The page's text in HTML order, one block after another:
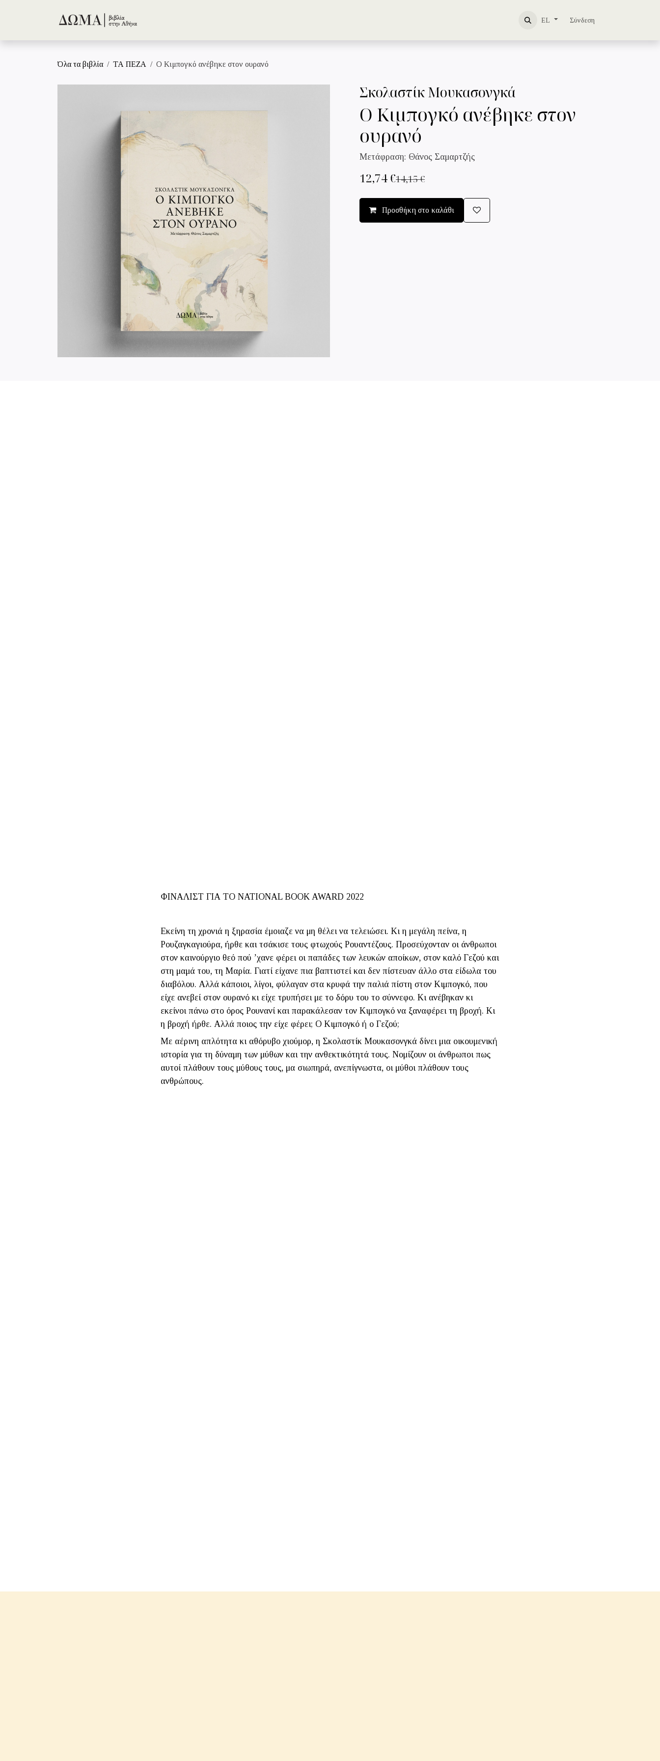
EL Σύνδεση
Όλα τα βιβλία ΤΑ ΠΕΖΑ Ο Κιμπογκό ανέβηκε στον ουρανό
Σκολαστίκ Μουκασονγκά
Ο Κιμπογκό ανέβηκε στον
ουρανό
Μετάφραση: Θάνος Σαμαρτζής
12,74€14,15€
Προσθήκη στο καλάθι
ΦΙΝΑΛΙΣΤ ΓΙΑ ΤΟ NATIONAL BOOK AWARD 2022
Εκείνη τη χρονιά η ξηρασία έμοιαζε να μη θέλει να τελειώσει. Κι η μεγάλη πείνα, η
Ρουζαγκαγιούρα, ήρθε και τσάκισε τους φτωχούς Ρουαντέζους. Προσεύχονταν οι άνθρωποι
στον καινούργιο θεό πού ’χανε φέρει οι παπάδες των λευκών αποίκων, στον καλό Γεζού και
στη μαμά του, τη Μαρία. Γιατί είχανε πια βαπτιστεί και δεν πίστευαν άλλο στα είδωλα του
διαβόλου. Αλλά κάποιοι, λίγοι, φύλαγαν στα κρυφά την παλιά πίστη στον Κιμπογκό, που
είχε ανεβεί στον ουρανό κι είχε τρυπήσει με το δόρυ του το σύννεφο. Κι ανέβηκαν κι
εκείνοι πάνω στο όρος Ρουνανί και παρακάλεσαν τον Κιμπογκό να ξαναφέρει τη βροχή. Κι
η βροχή ήρθε. Αλλά ποιος την είχε φέρει; Ο Κιμπογκό ή ο Γεζού;
Με αέρινη απλότητα κι αθόρυβο χιούμορ, η Σκολαστίκ Μουκασονγκά δίνει μια οικουμενική
ιστορία για τη δύναμη των μύθων και την ανθεκτικότητά τους. Νομίζουν οι άνθρωποι πως
αυτοί πλάθουν τους μύθους τους, μα σιωπηρά, ανεπίγνωστα, οι μύθοι πλάθουν τους
ανθρώπους.